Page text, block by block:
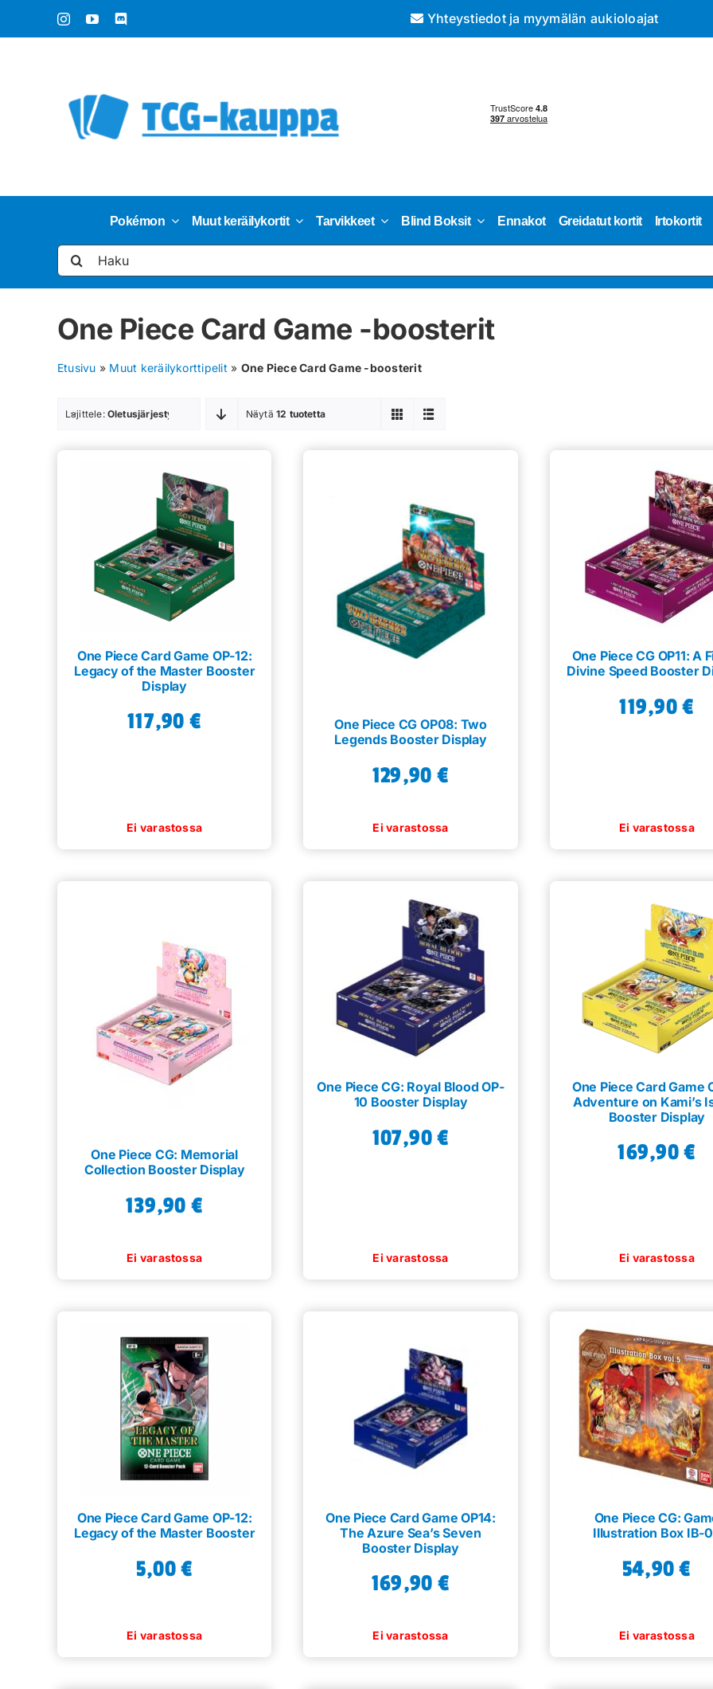
Yhteystiedot ja myymälän aukioloajat
Pokémon Muut keräilykortit Tarvikkeet Blind Boksit Ennakot Greidatut kortit Irtokortit
Etsi
...
One Piece Card Game -boosterit
Etusivu » Muut keräilykorttipelit » One Piece Card Game -boosterit
Lajittele: Oletusjärjestys Näytä12 tuotetta
One Piece Card Game OP-12:
Legacy of the Master Booster
Display
117,90 €
One Piece CG OP08: Two
Legends Booster Display
129,90 €
One Piece CG OP11: A
Divine Speed Booster
119,90€
One Piece CG: Memorial
Collection Booster Display
139,90 €
One Piece CG: Royal Blood OP-
10 Booster Display
107,90€
One Piece Card Game
Adventure on Kami’s
Booster Display
169,90€
One Piece Card Game OP-12:
Legacy of the Master Booster
5,00€
One Piece Card Game OP14:
The Azure Sea’s Seven
Booster Display
169,90 €
One Piece CG:
Illustration Box IB-
54,90€